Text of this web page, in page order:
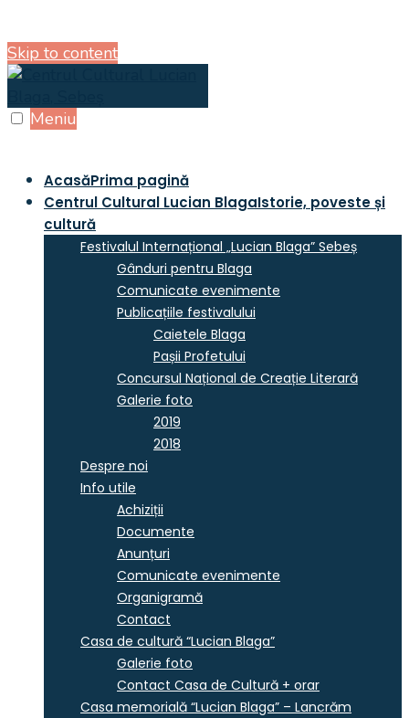
Skip to content
Meniu
AcasăPrima pagină
Centrul Cultural Lucian BlagaIstorie, poveste și
cultură
Festivalul Internațional „Lucian Blaga” Sebeș
Gânduri pentru Blaga
Comunicate evenimente
Publicațiile festivalului
Caietele Blaga
Pașii Profetului
Concursul Național de Creație Literară
Galerie foto
2019
2018
Despre noi
Info utile
Achiziții
Documente
Anunțuri
Comunicate evenimente
Organigramă
Contact
Casa de cultură “Lucian Blaga”
Galerie foto
Contact Casa de Cultură + orar
Casa memorială “Lucian Blaga” – Lancrăm